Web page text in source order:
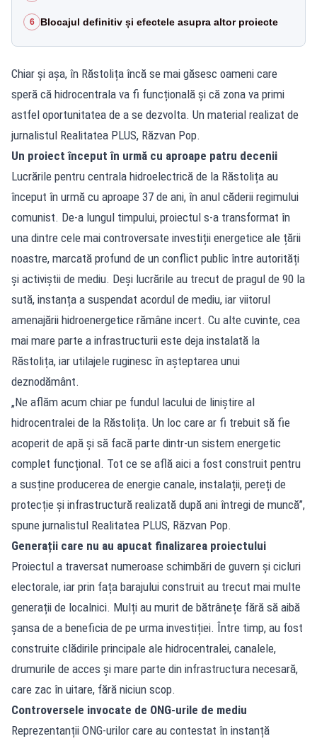
6 Blocajul definitiv și efectele asupra altor proiecte
Chiar și așa, în Răstolița încă se mai găsesc oameni care
speră că hidrocentrala va fi funcțională și că zona va primi
astfel oportunitatea de a se dezvolta. Un material realizat de
jurnalistul Realitatea PLUS, Răzvan Pop.
Un proiect început în urmă cu aproape patru decenii
Lucrările pentru centrala hidroelectrică de la Răstolița au
început în urmă cu aproape 37 de ani, în anul căderii regimului
comunist. De-a lungul timpului, proiectul s-a transformat în
una dintre cele mai controversate investiții energetice ale țării
noastre, marcată profund de un conflict public între autorități
și activiștii de mediu. Deși lucrările au trecut de pragul de 90 la
sută, instanța a suspendat acordul de mediu, iar viitorul
amenajării hidroenergetice rămâne incert. Cu alte cuvinte, cea
mai mare parte a infrastructurii este deja instalată la
Răstolița, iar utilajele ruginesc în așteptarea unui
deznodământ.
„Ne aflăm acum chiar pe fundul lacului de liniștire al
hidrocentralei de la Răstolița. Un loc care ar fi trebuit să fie
acoperit de apă și să facă parte dintr-un sistem energetic
complet funcțional. Tot ce se află aici a fost construit pentru
a susține producerea de energie canale, instalații, pereți de
protecție și infrastructură realizată după ani întregi de muncă”,
spune jurnalistul Realitatea PLUS, Răzvan Pop.
Generații care nu au apucat finalizarea proiectului
Proiectul a traversat numeroase schimbări de guvern și cicluri
electorale, iar prin fața barajului construit au trecut mai multe
generații de localnici. Mulți au murit de bătrânețe fără să aibă
șansa de a beneficia de pe urma investiției. Între timp, au fost
construite clădirile principale ale hidrocentralei, canalele,
drumurile de acces și mare parte din infrastructura necesară,
care zac în uitare, fără niciun scop.
Controversele invocate de ONG-urile de mediu
Reprezentanții ONG-urilor care au contestat în instanță